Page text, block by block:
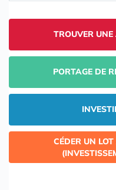
TROUVER
PORTAGE DE
CÉDER UN